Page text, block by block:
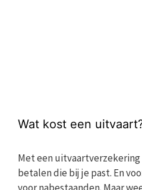
Wat kost een
Met een
betalen die bij je past. En